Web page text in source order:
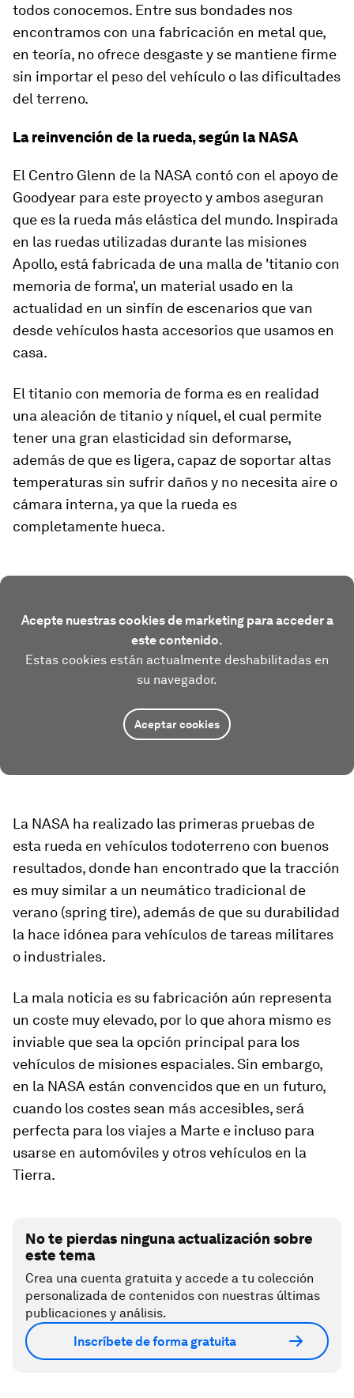
todos conocemos. Entre sus bondades nos
encontramos con una fabricación en metal que,
en teoría, no ofrece desgaste y se mantiene firme
sin importar el peso del vehículo o las dificultades
del terreno.
La reinvención de la rueda, según la NASA
El Centro Glenn de la NASA contó con el apoyo de
Goodyear para este proyecto y ambos aseguran
que es la rueda más elástica del mundo. Inspirada
en las ruedas utilizadas durante las misiones
Apollo, está fabricada de una malla de 'titanio con
memoria de forma', un material usado en la
actualidad en un sinfín de escenarios que van
desde vehículos hasta accesorios que usamos en
casa.
El titanio con memoria de forma es en realidad
una aleación de titanio y níquel, el cual permite
tener una gran elasticidad sin deformarse,
además de que es ligera, capaz de soportar altas
temperaturas sin sufrir daños y no necesita aire o
cámara interna, ya que la rueda es
completamente hueca.
Acepte nuestras cookies de marketing para acceder a
este contenido.
Estas cookies están actualmente deshabilitadas en
su navegador.
Aceptar cookies
La NASA ha realizado las primeras pruebas de
esta rueda en vehículos todoterreno con buenos
resultados, donde han encontrado que la tracción
es muy similar a un neumático tradicional de
verano (spring tire), además de que su durabilidad
la hace idónea para vehículos de tareas militares
o industriales.
La mala noticia es su fabricación aún representa
un coste muy elevado, por lo que ahora mismo es
inviable que sea la opción principal para los
vehículos de misiones espaciales. Sin embargo,
en la NASA están convencidos que en un futuro,
cuando los costes sean más accesibles, será
perfecta para los viajes a Marte e incluso para
usarse en automóviles y otros vehículos en la
Tierra.
No te pierdas ninguna actualización sobre
este tema
Crea una cuenta gratuita y accede a tu colección
personalizada de contenidos con nuestras últimas
publicaciones y análisis.
Inscríbete de forma gratuita